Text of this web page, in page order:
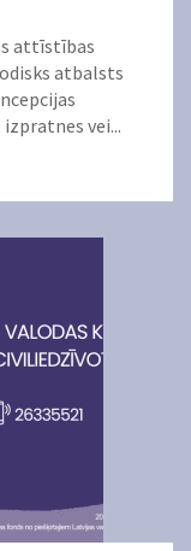
attīstības
atbalsts
vei...